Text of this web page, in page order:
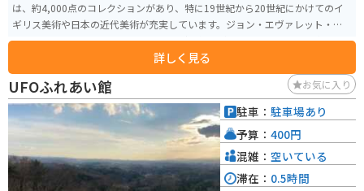
は、約4,000点のコレクションがあり、特に19世紀から20世紀にかけてのイ
ギリス美術や日本の近代美術が充実しています。ジョン・エヴァレット・ミ
レー、ジョージ・クロード・ハリスなどの作品が展示されており、国内外の
芸術好きな人に親しまれています。 美術館は、四季折々の風景を楽しめる風
土記の丘に位置し、郡山市街や安達太良山を一望する絶好のロケーションを
誇ります。常設展のほか、企画展や特別展も頻繁に開催され、多彩なアート
シーンを提供しています。また、館内にはカフェも併設されています。建築が
素晴らしく駐車場から入口までの間の石の庭と導線がフォトスポット。ガラ
ス張りなので外からと内から両方景色を楽しめます。
詳しく見る
UFOふれあい館 お気に入り
駐車： 駐車場あり
予算： 400円
混雑： 空いている
滞在： 0.5時間